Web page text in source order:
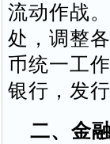
流动作战
处，调整
币统一工
银行，发
二、金